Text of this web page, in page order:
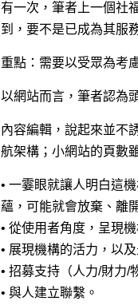
有一次，筆者上一個社
到，要不是已成為其服
重點：需要以受眾為考
以網站而言，筆者認為
內容編輯，說起來並不
航架構；小網站的頁數
• 一霎眼就讓人明白這
蘊，可能就會放棄、離
• 從使用者角度，呈現
• 展現機構的活力，以
• 招募支持（人力/財力/
• 與人建立聯繫。